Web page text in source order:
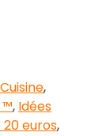
Cuisine,
™, Idées
20 euros,